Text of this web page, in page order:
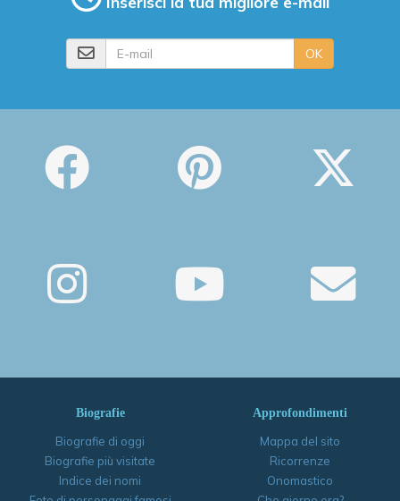
OK
Biografie
Biografie di oggi
Biografie più visitate
Indice dei nomi
Approfondimenti
Mappa del sito
Ricorrenze
Onomastico